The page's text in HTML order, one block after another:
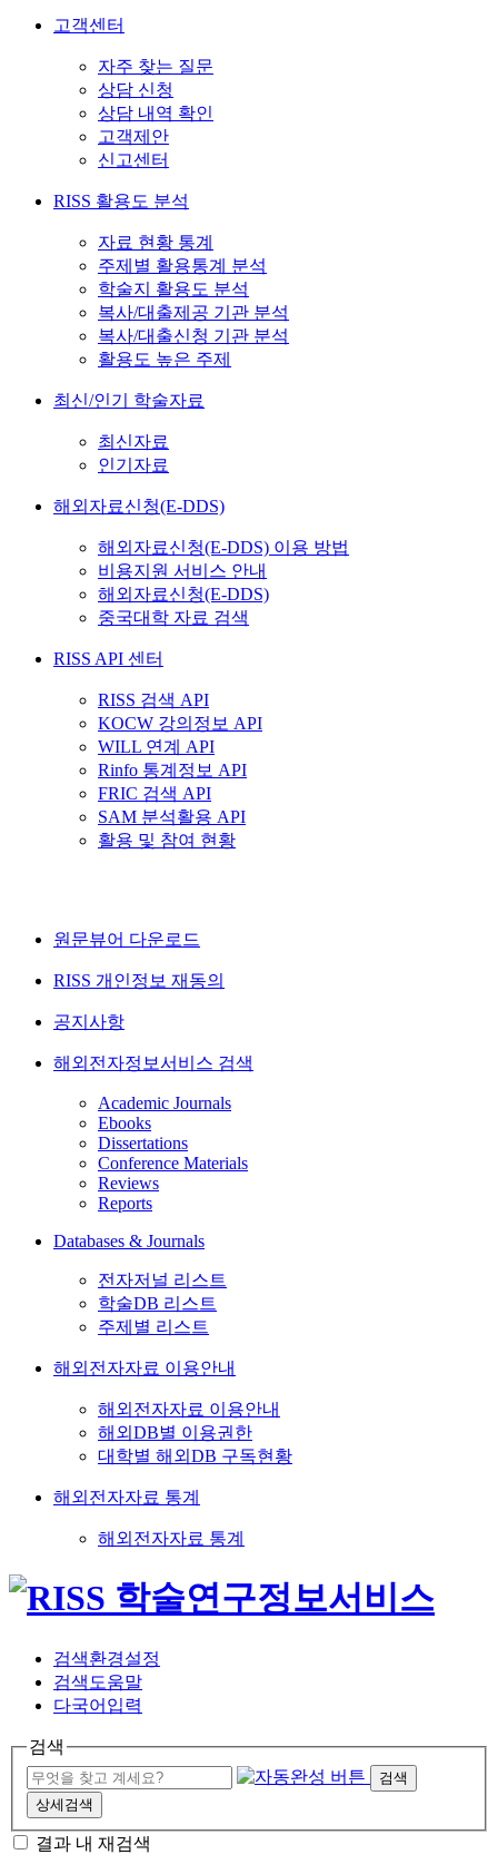
고객센터
자주 찾는 질문
상담 신청
상담 내역 확인
고객제안
신고센터
RISS 활용도 분석
자료 현황 통계
주제별 활용통계 분석
학술지 활용도 분석
복사/대출제공 기관 분석
복사/대출신청 기관 분석
활용도 높은 주제
최신/인기 학술자료
최신자료
인기자료
해외자료신청(E-DDS)
해외자료신청(E-DDS) 이용 방법
비용지원 서비스 안내
해외자료신청(E-DDS)
중국대학 자료 검색
RISS API 센터
RISS 검색 API
KOCW 강의정보 API
WILL 연계 API
Rinfo 통계정보 API
FRIC 검색 API
SAM 분석활용 API
활용 및 참여 현황
원문뷰어 다운로드
RISS 개인정보 재동의
공지사항
해외전자정보서비스 검색
Academic Journals
Ebooks
Dissertations
Conference Materials
Reviews
Reports
Databases & Journals
전자저널 리스트
학술DB 리스트
주제별 리스트
해외전자자료 이용안내
해외전자자료 이용안내
해외DB별 이용권한
대학별 해외DB 구독현황
해외전자자료 통계
해외전자자료 통계
검색환경설정
검색도움말
다국어입력
검색
검색
상세검색
결과 내 재검색